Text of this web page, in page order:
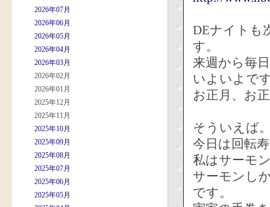
2026年07月
2026年06月
2026年05月
2026年04月
2026年03月
2026年02月
2026年01月
2025年12月
2025年11月
2025年10月
2025年09月
2025年08月
2025年07月
2025年06月
2025年05月
DEナイトも
す。
来週から毎
いよいよで
お正月、お
そういえば
今日は回転
私はサーモ
サーモンし
です。